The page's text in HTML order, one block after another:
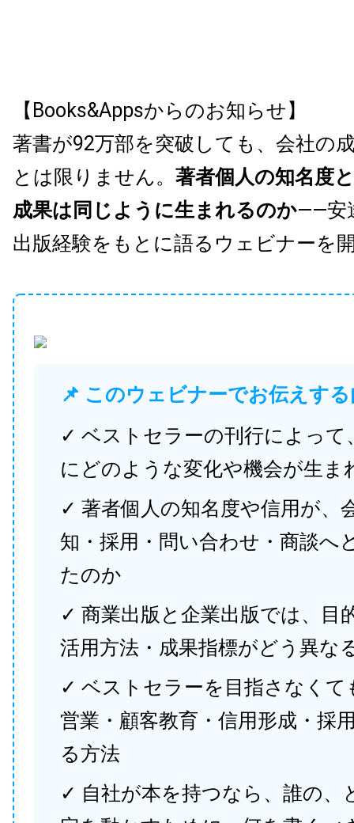
【Books&Appsからのお知らせ】
著書が92万部を突破しても、会社の
とは限りません。 著者個人の知名度
成果は同じように生まれるのか——安
出版経験をもとに語るウェビナーを
📌 このウェビナーでお伝えす
✓ ベストセラーの刊行によって
にどのような変化や機会が生ま
✓ 著者個人の知名度や信用が、
知・採用・問い合わせ・商談へ
たのか
✓ 商業出版と企業出版では、目
活用方法・成果指標がどう異な
✓ ベストセラーを目指さなくて
営業・顧客教育・信用形成・採
る方法
✓ 自社が本を持つなら、誰の、